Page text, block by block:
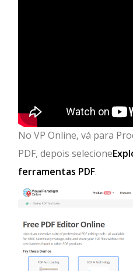
No VP Online, vá para
PDF, depois selecione
ferramentas PDF.